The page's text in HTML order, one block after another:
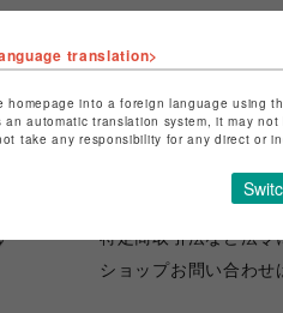
広島
特定商取引法など法令
ショップお問い合わせ
translation>
homepage into a foreign language using
an automatic translation system, it may
take any responsibility for any direct or